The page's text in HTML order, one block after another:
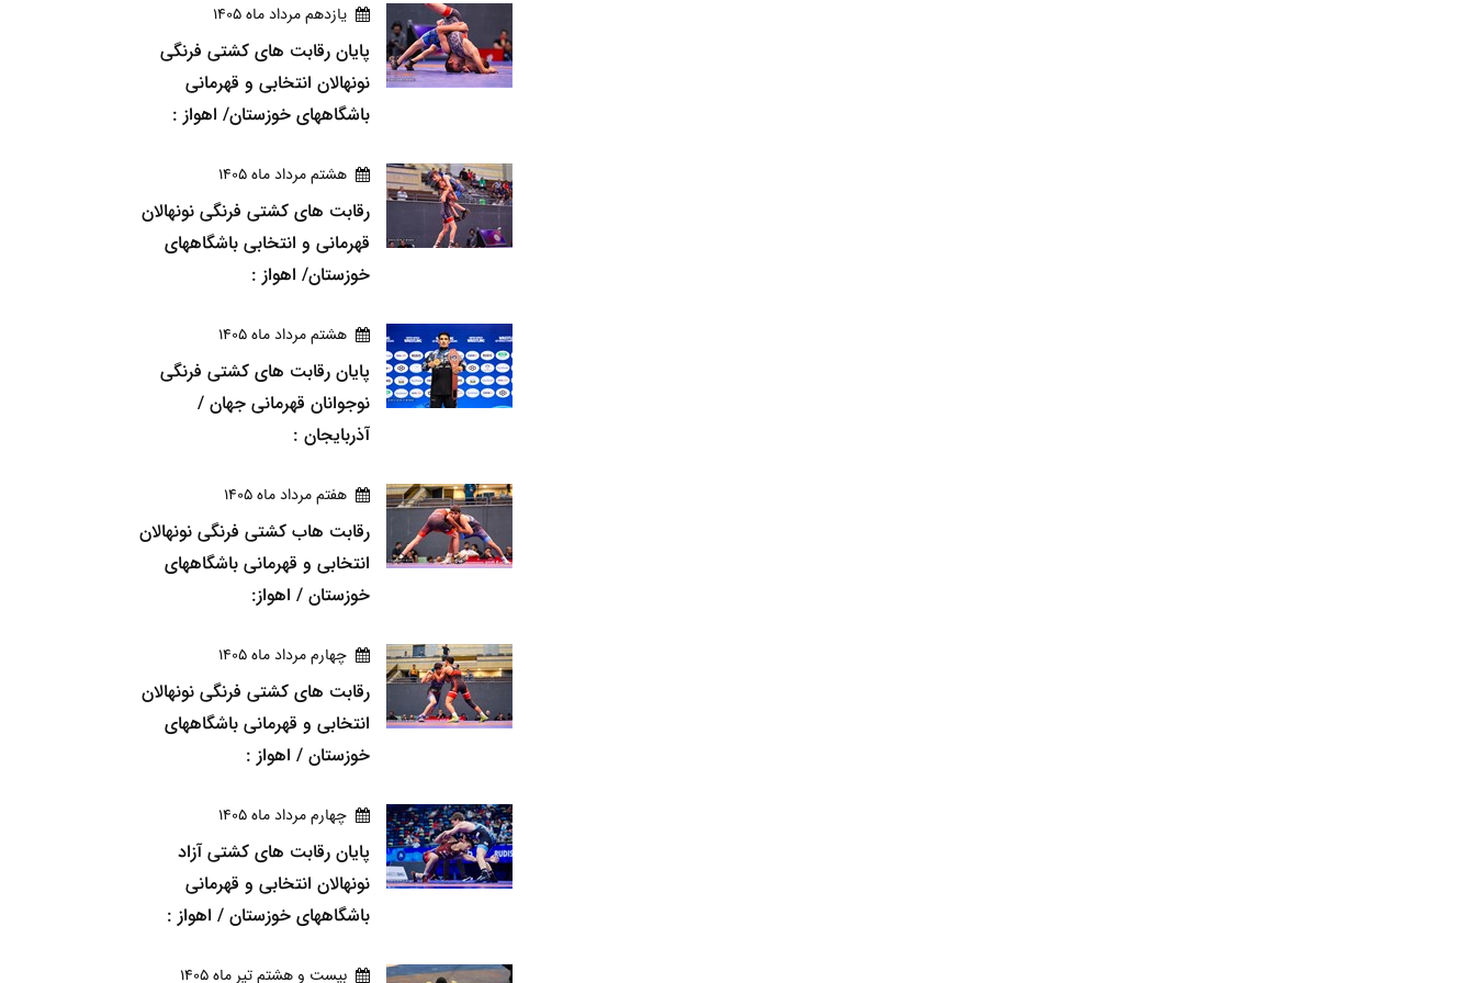
يازدهم مرداد ماه 1405
پایان رقابت های کشتی فرنگی
نونهالان انتخابی و قهرمانی
باشگاههای خوزستان/ اهواز :
هشتم مرداد ماه 1405
رقابت های کشتی فرنگی نونهالان
قهرمانی و انتخابی باشگاههای
خوزستان/ اهواز :
هشتم مرداد ماه 1405
پایان رقابت های کشتی فرنگی
نوجوانان قهرمانی جهان /
آذربایجان :
هفتم مرداد ماه 1405
رقابت هاب کشتی فرنگی نونهالان
انتخابی و قهرمانی باشگاههای
خوزستان / اهواز:
چهارم مرداد ماه 1405
رقابت های کشتی فرنگی نونهالان
انتخابی و قهرمانی باشگاههای
خوزستان / اهواز :
چهارم مرداد ماه 1405
پایان رقابت های کشتی آزاد
نونهالان انتخابی و قهرمانی
باشگاههای خوزستان / اهواز :
بيست و هشتم تير ماه 1405